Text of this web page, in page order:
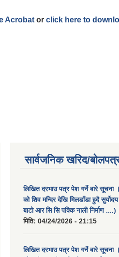
Acrobat or click here to
सार्वजनिक खरिद/
लिखित दरभाउ पत्र पेश गर्ने बारे सूचना
को शिव मन्दिर देखि मिलडाँडा हुदै
बाटो आर सि सि पक्कि नाली निर्माण ....)
मिति: 04/24/2026 - 21:15
लिखित दरभाउ पत्र पेश गर्ने बारे सूचना